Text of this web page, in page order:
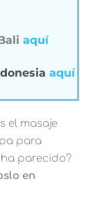
aquí
aquí
el masaje
para
parecido?
en